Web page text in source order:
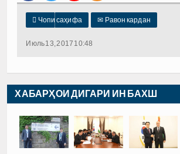
 Чопи саҳифа ✉ Равон кардан
Июль 13, 2017 10:48
ХАБАРҲОИ ДИГАРИ ИН БАХШ